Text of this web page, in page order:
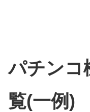
パチンコ
覧(一例)